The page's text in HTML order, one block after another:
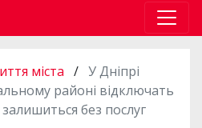
міста / У Дніпрі
районі відключать
без послуг